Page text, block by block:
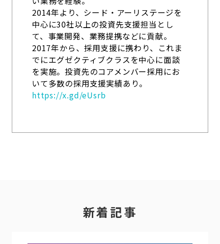
2014年より、シード・アーリステージを
中心に30社以上の投資先支援担当とし
て、事業開発、業務提携などに貢献。
2017年から、採用支援に携わり、これま
でにエグゼクティブクラスを中心に面談
を実施。投資先のコアメンバー採用にお
いて多数の採用支援実績あり。
https://x.gd/eUsrb
新着記事